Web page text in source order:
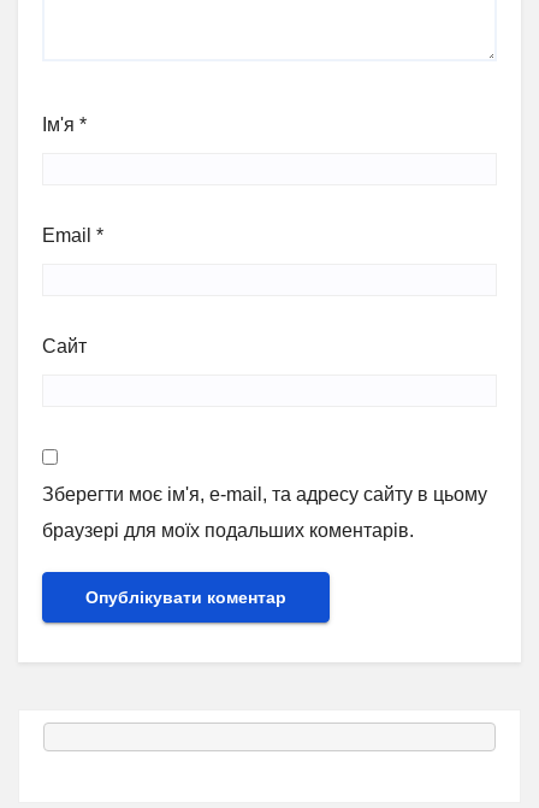
Ім'я *
Email *
Сайт
Зберегти моє ім'я, e-mail, та адресу сайту в цьому
браузері для моїх подальших коментарів.